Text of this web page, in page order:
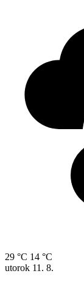
29 °C 14 °C
utorok 11. 8.